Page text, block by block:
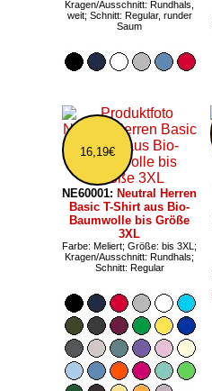
Kragen/Ausschnitt: Rundhals,
weit; Schnitt: Regular, runder
Saum
16,19€
NE60001: Neutral Herren
Basic T-Shirt aus Bio-
Baumwolle bis Größe
3XL
Farbe: Meliert; Größe: bis 3XL;
Kragen/Ausschnitt: Rundhals;
Schnitt: Regular